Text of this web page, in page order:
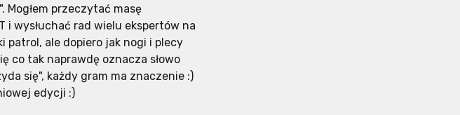
Mogłem przeczytać masę
i wysłuchać rad wielu ekspertów na
patrol, ale dopiero jak nogi i plecy
co tak naprawdę oznacza słowo
się", każdy gram ma znaczenie :)
edycji :)